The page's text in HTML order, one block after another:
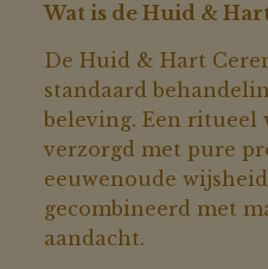
Wat is de Huid &
De Huid & Hart
standaard
beleving. Een
verzorgd met pure
eeuwenoude
gecombineerd met
aandacht.